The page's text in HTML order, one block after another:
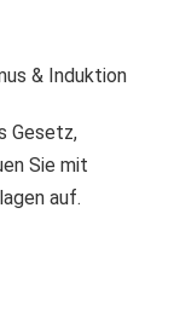
& Induktion
Gesetz,
Sie mit
auf.